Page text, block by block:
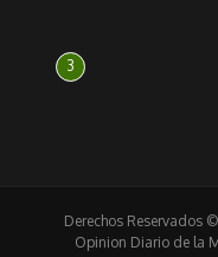
3
Derechos Reservados
Opinion Diario de la